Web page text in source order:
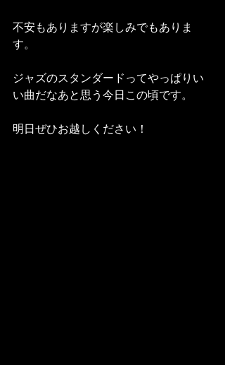
不安もありますが楽しみでもありま
す。
ジャズのスタンダードってやっぱりい
い曲だなあと思う今日この頃です。
明日ぜひお越しください！